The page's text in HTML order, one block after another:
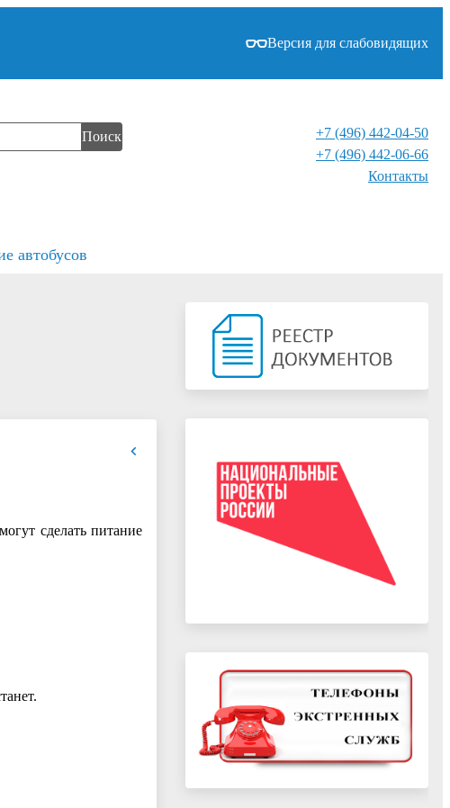
Версия для слабовидящих
Поиск
+7 (496) 442-04-50
+7 (496) 442-06-66
Контакты⁠
автобусов
сделать питание